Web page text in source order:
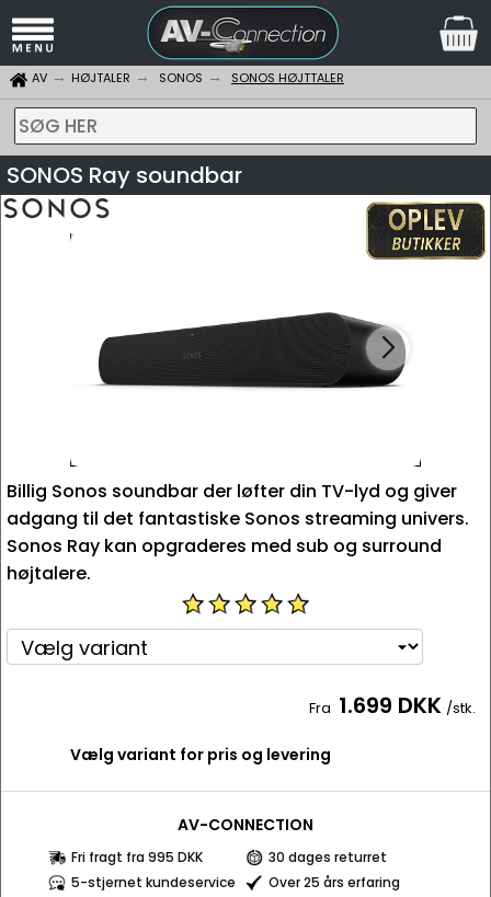
AV HØJTALER SONOS SONOS HØJTTALER
SØG HER
SONOS Ray soundbar
Billig Sonos soundbar der løfter din TV-lyd og giver
adgang til det fantastiske Sonos streaming univers.
Sonos Ray kan opgraderes med sub og surround
højtalere.
Fra 1.699 DKK /stk.
Vælg variant for pris og levering
AV-CONNECTION
Fri fragt fra 995 DKK
30 dages returret
5-stjernet kundeservice
Over 25 års erfaring